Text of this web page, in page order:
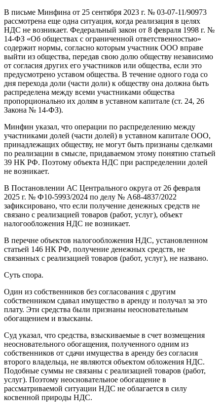
В письме Минфина от 25 сентября 2023 г. № 03-07-11/90973
рассмотрена еще одна ситуация, когда реализация в целях
НДС не возникает. Федеральный закон от 8 февраля 1998 г. №
14-ФЗ «Об обществах с ограниченной ответственностью»
содержит нормы, согласно которым участник ООО вправе
выйти из общества, передав свою долю обществу независимо
от согласия других его участников или общества, если это
предусмотрено уставом общества. В течение одного года со
дня перехода доли (части доли) к обществу она должна быть
распределена между всеми участниками общества
пропорционально их долям в уставном капитале (ст. 24, 26
Закона № 14-ФЗ).
Минфин указал, что операции по распределению между
участниками долей (части долей) в уставном капитале ООО,
принадлежащих обществу, не могут быть признаны сделками
по реализации в смысле, придаваемом этому понятию статьей
39 НК РФ. Поэтому объекта НДС при распределении долей
не возникает.
В Постановлении АС Центрального округа от 26 февраля
2025 г. № Ф10-5993/2024 по делу № А68-4837/2022
зафиксировано, что если получение денежных средств не
связано с реализацией товаров (работ, услуг), объект
налогообложения НДС не возникает.
В перечне объектов налогообложения НДС, установленном
статьей 146 НК РФ, получение денежных средств, не
связанных с реализацией товаров (работ, услуг), не названо.
Суть спора.
Один из собственников без согласования с другим
собственником сдавал имущество в аренду и получал за это
плату. Эти средства были признаны неосновательным
обогащением и взысканы.
Суд указал, что средства, взыскиваемые в счет возмещения
неосновательного обогащения, полученного одним из
собственников от сдачи имущества в аренду без согласия
второго владельца, не являются объектом обложения НДС.
Подобные суммы не связаны с реализацией товаров (работ,
услуг). Поэтому неосновательное обогащение в
рассматриваемой ситуации НДС не облагается в силу
косвенной природы НДС.